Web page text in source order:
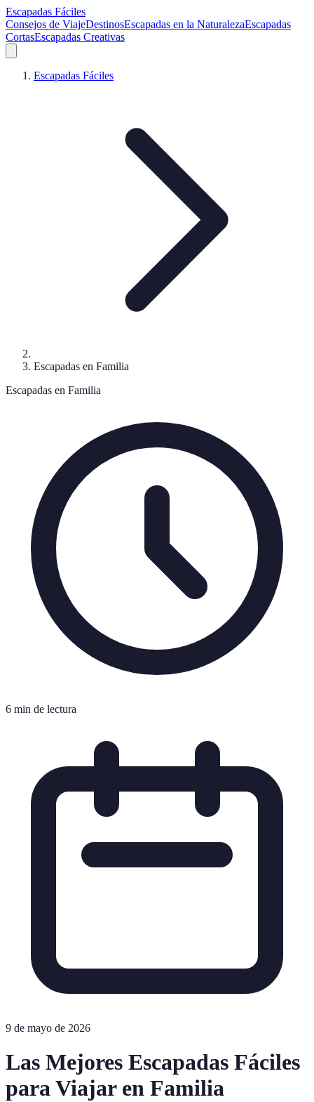
Escapadas Fáciles
Consejos de ViajeDestinosEscapadas en la NaturalezaEscapadas
CortasEscapadas Creativas
Escapadas Fáciles
Escapadas en Familia
Escapadas en Familia
6 min de lectura
9 de mayo de 2026
Las Mejores Escapadas Fáciles
para Viajar en Familia